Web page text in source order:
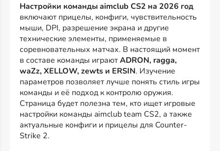
Настройки команды aimclub CS2 на 2026 год
включают прицелы, конфиги, чувствительность
мыши, DPI, разрешение экрана и другие
технические элементы, применяемые в
соревновательных матчах. В настоящий момент
в составе команды играютADRON, ragga,
waZz, XELLOW, zewts и ERSIN. Изучение
параметров позволяет лучше понять стиль игры
команды и её подход к контролю оружия.
Страница будет полезна тем, кто ищет игровые
настройки команды aimclub team CS2, а также
актуальные конфиги и прицелы для Counter-
Strike 2.